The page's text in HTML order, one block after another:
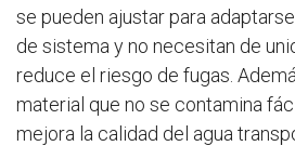
se pueden ajustar para
de sistema y no necesitan de
reduce el riesgo de fugas.
material que no se contamina
mejora la calidad del agua